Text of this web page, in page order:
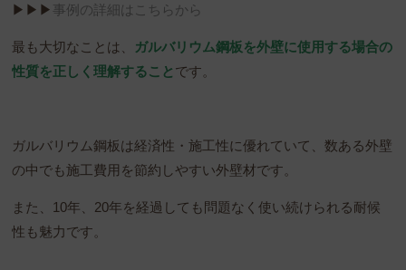
▶︎▶︎▶︎ 事例の詳細はこちらから
最も大切なことは、 ガルバリウム鋼板を外壁に使用する場合の
性質を正しく理解すること です。
ガルバリウム鋼板は経済性・施工性に優れていて、数ある外壁
の中でも施工費用を節約しやすい外壁材です。
また、10年、20年を経過しても問題なく使い続けられる耐候
性も魅力です。